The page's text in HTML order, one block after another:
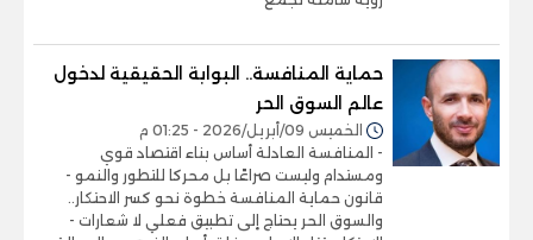
حماية المنافسة.. البوابة الحقيقية لدخول
عالم السوق الحر
الخميس 09/أبريل/2026 - 01:25 م
- المنافسة العادلة أساس بناء اقتصاد قوي
ومستدام وليست صراعًا بل محركا للتطور والنمو -
قانون حماية المنافسة خطوة نحو كسر الاحتكار..
والسوق الحر يحتاج إلى تطبيق فعلي لا شعارات -